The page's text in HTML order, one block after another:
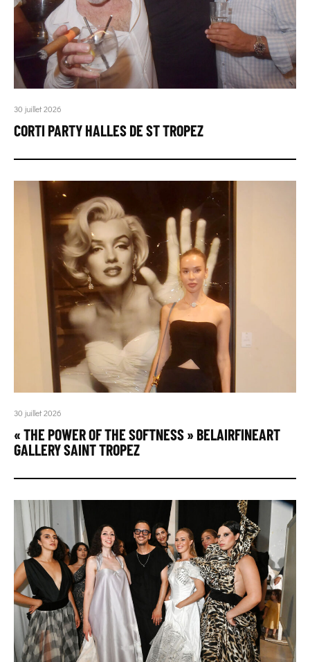
30 juillet 2026
CORTI PARTY HALLES DE ST TROPEZ
30 juillet 2026
« THE POWER OF THE SOFTNESS » BELAIRFINEART
GALLERY SAINT TROPEZ